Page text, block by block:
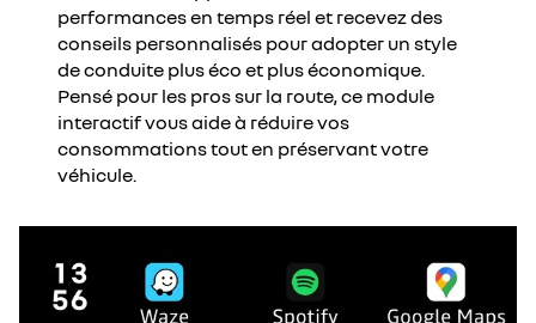
performances en temps réel et recevez des
conseils personnalisés pour adopter un style
de conduite plus éco et plus économique.
Pensé pour les pros sur la route, ce module
interactif vous aide à réduire vos
consommations tout en préservant votre
véhicule.